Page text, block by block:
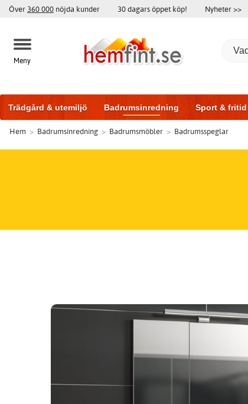
Över 360 000 nöjda kunder 30 dagars öppet köp! Nyheter >>
Meny
Trädgård & utemiljö Badrumsinredning Sport & fritid
Träningsutrustning Badrumsmöbler Garageportar
Hem > Badrumsinredning > Badrumsmöbler > Badrumsspeglar